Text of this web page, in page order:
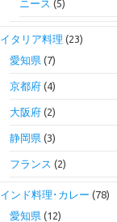
ニース (5)
イタリア料理 (23)
愛知県(7)
京都府(4)
大阪府(2)
静岡県(3)
フランス (2)
インド料理･カレー (78)
愛知県(12)